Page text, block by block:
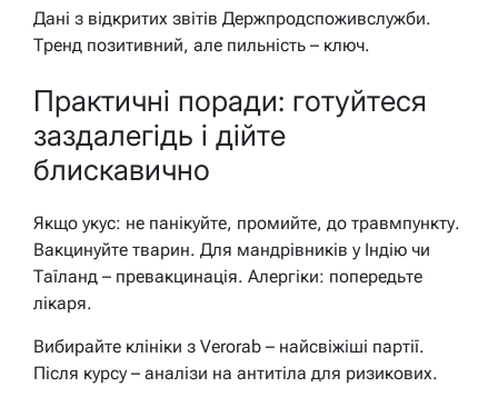
Дані з відкритих звітів Держпродспоживслужби.
Тренд позитивний, але пильність – ключ.
Практичні поради: готуйтеся
заздалегідь і дійте
блискавично
Якщо укус: не панікуйте, промийте, до травмпункту.
Вакцинуйте тварин. Для мандрівників у Індію чи
Таїланд – превакцинація. Алергіки: попередьте
лікаря.
Вибирайте клініки з Verorab – найсвіжіші партії.
Після курсу – аналізи на антитіла для ризикових.